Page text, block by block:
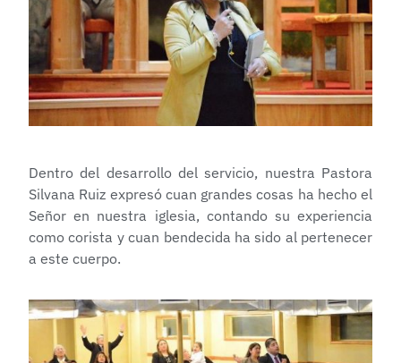
Dentro del desarrollo del servicio, nuestra Pastora
Silvana Ruiz expresó cuan grandes cosas ha hecho el
Señor en nuestra iglesia, contando su experiencia
como corista y cuan bendecida ha sido al pertenecer
a este cuerpo.